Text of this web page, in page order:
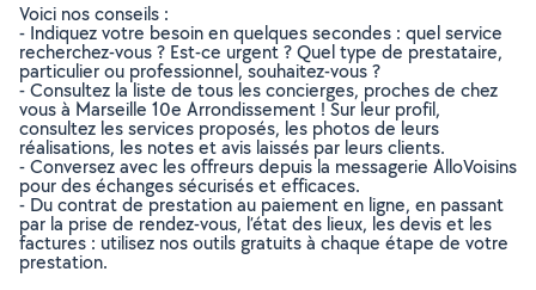
Voici nos conseils :
- Indiquez votre besoin en quelques secondes : quel service
recherchez-vous ? Est-ce urgent ? Quel type de prestataire,
particulier ou professionnel, souhaitez-vous ?
- Consultez la liste de tous les concierges, proches de chez
vous à Marseille 10e Arrondissement ! Sur leur profil,
consultez les services proposés, les photos de leurs
réalisations, les notes et avis laissés par leurs clients.
- Conversez avec les offreurs depuis la messagerie AlloVoisins
pour des échanges sécurisés et efficaces.
- Du contrat de prestation au paiement en ligne, en passant
par la prise de rendez-vous, l’état des lieux, les devis et les
factures : utilisez nos outils gratuits à chaque étape de votre
prestation.